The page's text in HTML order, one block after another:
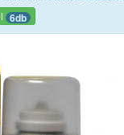
6db